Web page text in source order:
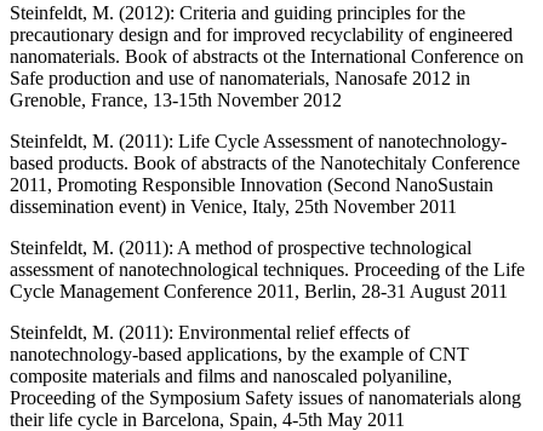
Steinfeldt, M. (2012): Criteria and guiding principles for the
precautionary design and for improved recyclability of engineered
nanomaterials. Book of abstracts ot the International Conference on
Safe production and use of nanomaterials, Nanosafe 2012 in
Grenoble, France, 13-15th November 2012
Steinfeldt, M. (2011): Life Cycle Assessment of nanotechnology-
based products. Book of abstracts of the Nanotechitaly Conference
2011, Promoting Responsible Innovation (Second NanoSustain
dissemination event) in Venice, Italy, 25th November 2011
Steinfeldt, M. (2011): A method of prospective technological
assessment of nanotechnological techniques. Proceeding of the Life
Cycle Management Conference 2011, Berlin, 28-31 August 2011
Steinfeldt, M. (2011): Environmental relief effects of
nanotechnology-based applications, by the example of CNT
composite materials and films and nanoscaled polyaniline,
Proceeding of the Symposium Safety issues of nanomaterials along
their life cycle in Barcelona, Spain, 4-5th May 2011